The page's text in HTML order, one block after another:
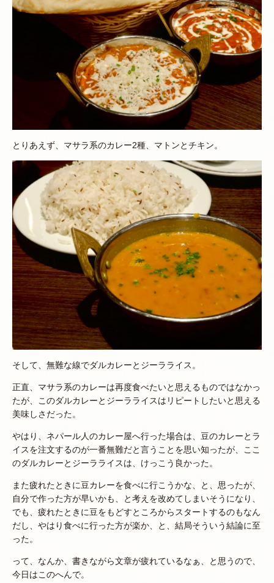
とりあえず、マサラ系のカレー2種、マトンとチキン。
そして、無難な線でダルカレーとジーラライス。
正直、マサラ系のカレーは再度食べたいと思えるものではなかっ
たが、このダルカレーとジーラライスはリピートしたいと思える
美味しさだった。
やはり、ネパール人のカレー屋へ行った場合は、豆のカレーとラ
イスを注文するのが一番無難だと言うことを思い知ったが、ここ
のダルカレーとジーラライスは、けっこう良かった。
また疲れたときに豆カレーを食べに行こうかな、と、思ったが、
自分で作った方が早いかも、と考えを改めてしまいそうになり、
でも、疲れたときに豆をもどすところからスタートするのもなん
だし、やはり食べに行った方が楽か、と、結局そういう結論に至
った。
って、なんか、書きながら文章が疲れているなぁ、と思うので、
今日はこのへんで。